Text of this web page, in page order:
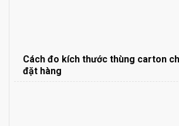
Cách đo kích thước thùng carton
đặt hàng